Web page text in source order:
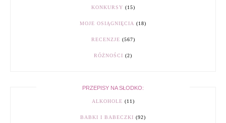
KONKURSY (15)
MOJE OSIĄGNIĘCIA (18)
RECENZJE (567)
RÓŻNOŚCI (2)
PRZEPISY NA SŁODKO:
ALKOHOLE (11)
BABKI I BABECZKI (92)